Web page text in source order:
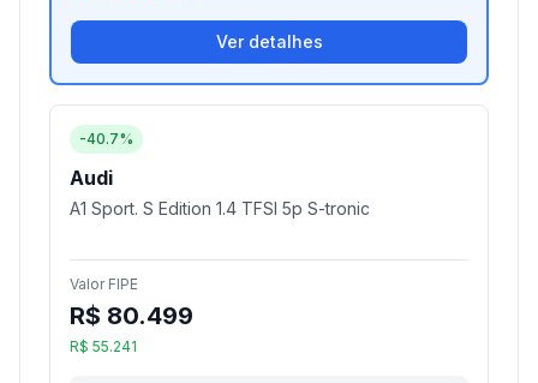
Ver detalhes
-40.7%
Audi
A1 Sport. S Edition 1.4 TFSI 5p S-tronic
Valor FIPE
R$ 80.499
R$ 55.241